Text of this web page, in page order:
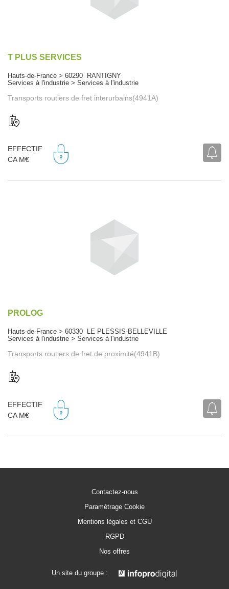
T PLUS SERVICES
Hauts-de-France > 60290 RANTIGNY
Services à l'industrie > Services à l'industrie
Transports routiers de fret interurbains(4941A)
EFFECTIF
CA M€
PROLOG
Hauts-de-France > 60330 LE PLESSIS-BELLEVILLE
Services à l'industrie > Services à l'industrie
Transports routiers de fret de proximité(4941B)
EFFECTIF
CA M€
Contactez-nous
Paramétrage Cookie
Mentions légales et CGU
RGPD
Nos offres
Un site du groupe :